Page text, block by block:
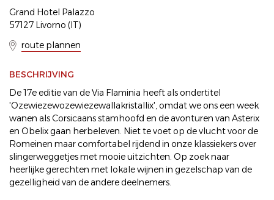
Grand Hotel Palazzo
57127 Livorno (IT)
route plannen
BESCHRIJVING
De 17e editie van de Via Flaminia heeft als ondertitel
'Ozewiezewozewiezewallakristallix', omdat we ons een week
wanen als Corsicaans stamhoofd en de avonturen van Asterix
en Obelix gaan herbeleven. Niet te voet op de vlucht voor de
Romeinen maar comfortabel rijdend in onze klassiekers over
slingerweggetjes met mooie uitzichten. Op zoek naar
heerlijke gerechten met lokale wijnen in gezelschap van de
gezelligheid van de andere deelnemers.